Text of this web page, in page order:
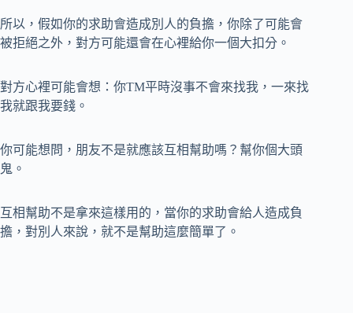
所以，假如你的求助會造成別人的負擔，你除了可能會
被拒絕之外，對方可能還會在心裡給你一個大扣分。
對方心裡可能會想：你TM平時沒事不會來找我，一來找
我就跟我要錢。
你可能想問，朋友不是就應該互相幫助嗎？幫你個大頭
鬼。
互相幫助不是拿來這樣用的，當你的求助會給人造成負
擔，對別人來說，就不是幫助這麼簡單了。